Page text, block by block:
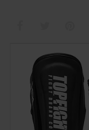
Kleding
Uitrusting
Training